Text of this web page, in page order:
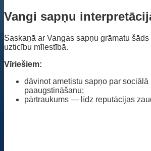
Vangi sapņu
Saskaņā ar Vangas sapņu grāmatu
uzticību mīlestībā.
Vīriešiem:
dāvinot ametistu sapņo par sociālā
paaugstināšanu;
pārtraukums — līdz reputācijas